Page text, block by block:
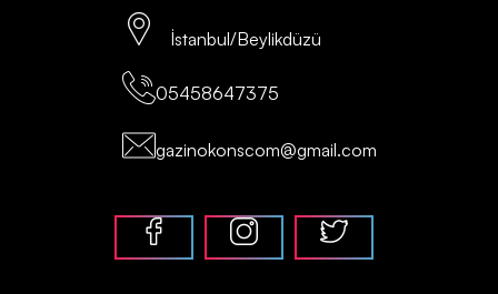
İstanbul/Beylikdüzü
05458647375
gazinokonscom@gmail.com